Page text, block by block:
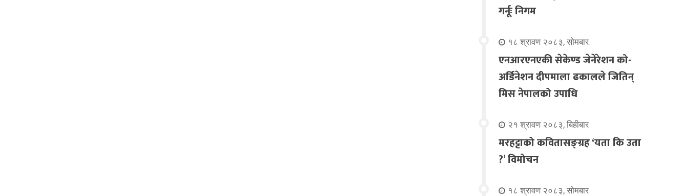
गर्नूः निगम
१८ श्रावण २०८३, सोमबार
एनआरएनएकी सेकेण्ड जेनेरेशन को-
अर्डिनेशन दीपमाला ढकालले जितिन्
मिस नेपालको उपाधि
२१ श्रावण २०८३, बिहीबार
मरहट्टाको कवितासङ्ग्रह ‘यता कि उता
?’ विमोचन
१८ श्रावण २०८३, सोमबार